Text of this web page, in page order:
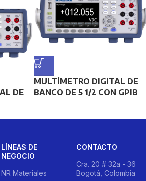
MULTÍMETRO DIGITAL DE
BANCO DE 5 1/2 CON GPIB
DE
LÍNEAS DE
NEGOCIO
NR Materiales
CONTACTO
Cra. 20 # 32a - 36
Bogotá, Colombia